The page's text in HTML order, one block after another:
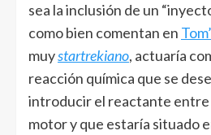
sea la inclusión de un
como bien comentan en
muystartrekiano, actuaría
reacción química que se
introducir el reactante entre
motor y que estaría situado